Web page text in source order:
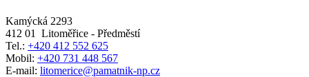
Kamýcká 2293
412 01
Litoměřice - Předměstí
Tel.: +420 412 552 625
Mobil: +420 731 448 567
E-mail: litomerice@pamatnik-np.cz